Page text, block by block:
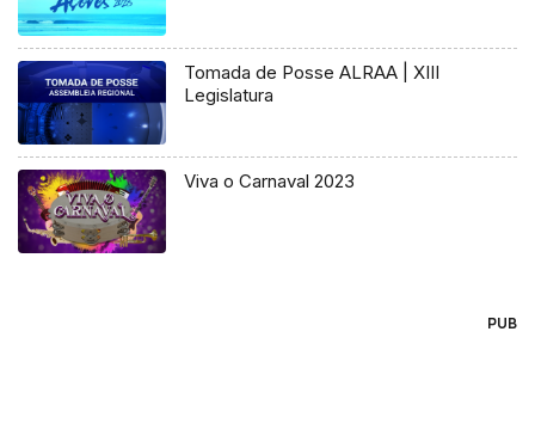
Tomada de Posse ALRAA | XIII
Legislatura
Viva o Carnaval 2023
PUB